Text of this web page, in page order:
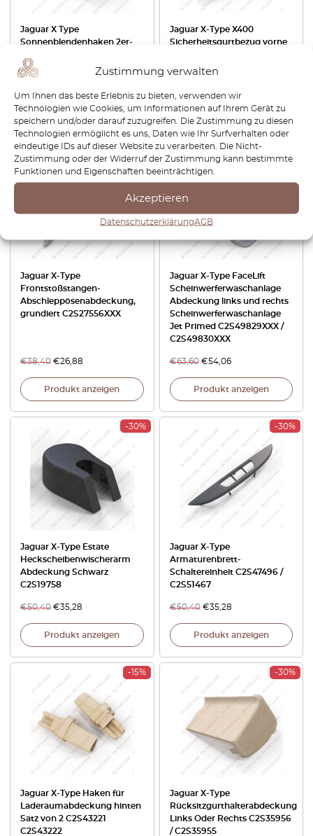
Zustimmung verwalten
Um Ihnen das beste Erlebnis zu bieten, verwenden wir
Technologien wie Cookies, um Informationen auf Ihrem Gerät zu
speichern und/oder darauf zuzugreifen. Die Zustimmung zu diesen
Technologien ermöglicht es uns, Daten wie Ihr Surfverhalten oder
eindeutige IDs auf dieser Website zu verarbeiten. Die Nicht-
Zustimmung oder der Widerruf der Zustimmung kann bestimmte
Funktionen und Eigenschaften beeinträchtigen.
Akzeptieren
DatenschutzerklärungAGB
Jaguar X Type
Sonnenblendenhaken 2er-
Produkt anzeigen
Jaguar X-Type X400
Sicherheitsgurtbezug vorne
C2S28853 / C2S28852
Produkt anzeigen
-30%
Jaguar X-Type
Frontstoßstangen-
Abschleppösenabdeckung,
grundiert C2S27556XXX
€38,40 €26,88
Produkt anzeigen
-15%
Jaguar X-Type FaceLift
Scheinwerferwaschanlage
Abdeckung links und rechts
Scheinwerferwaschanlage
Jet Primed C2S49829XXX /
C2S49830XXX
€63,60 €54,06
Produkt anzeigen
-30%
Jaguar X-Type Estate
Heckscheibenwischerarm
Abdeckung Schwarz
C2S19758
€50,40 €35,28
Produkt anzeigen
-30%
Jaguar X-Type
Armaturenbrett-
Schaltereinheit C2S47496 /
C2S51467
€50,40 €35,28
Produkt anzeigen
-15%
Jaguar X-Type Haken für
Laderaumabdeckung hinten
Satz von 2 C2S43221
C2S43222
-30%
Jaguar X-Type
Rücksitzgurthalterabdeckung
Links Oder Rechts C2S35956
/ C2S35955